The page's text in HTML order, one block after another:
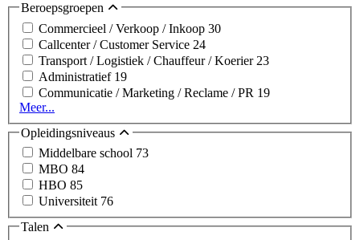
Beroepsgroepen
Commercieel / Verkoop / Inkoop 30
Callcenter / Customer Service 24
Transport / Logistiek / Chauffeur / Koerier 23
Administratief 19
Communicatie / Marketing / Reclame / PR 19
Meer...
Opleidingsniveaus
Middelbare school 73
MBO 84
HBO 85
Universiteit 76
Talen